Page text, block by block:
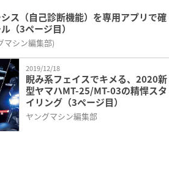
ス（自己診断機能）を専用アプリで確
（3ページ目）
マシン編集部)
2019/12/18
睨み系フェイスでキメる、2020新
型ヤマハMT-25/MT-03の精悍スタ
イリング（3ページ目）
ヤングマシン編集部